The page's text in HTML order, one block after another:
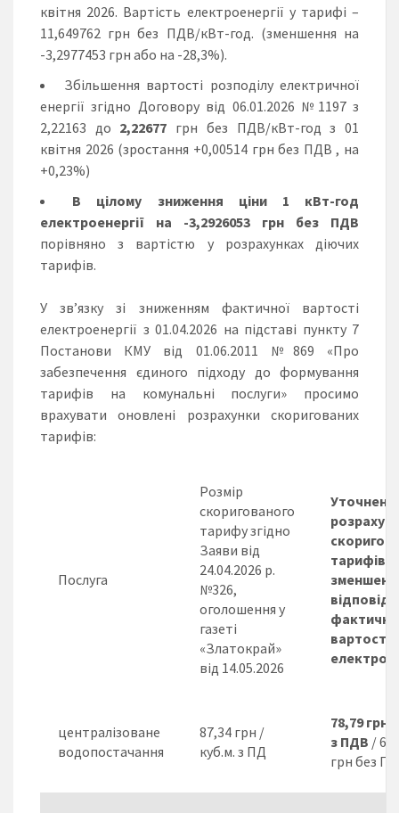
квітня 2026. Вартість електроенергії у тарифі –
11,649762 грн без ПДВ/кВт-год. (зменшення на
-3,2977453 грн або на -28,3%).
Збільшення вартості розподілу електричної
енергії згідно Договору від 06.01.2026 №1197 з
2,22163 до 2,22677 грн без ПДВ/кВт-год з 01
квітня 2026 (зростання +0,00514 грн без ПДВ , на
+0,23%)
В цілому зниження ціни 1 кВт-год
електроенергії на -3,2926053 грн без ПДВ
порівняно з вартістю у розрахунках діючих
тарифів.
У зв’язку зі зниженням фактичної вартості
електроенергії з 01.04.2026 на підставі пункту 7
Постанови КМУ від 01.06.2011 №869 «Про
забезпечення єдиного підходу до формування
тарифів на комунальні послуги» просимо
врахувати оновлені розрахунки скоригованих
тарифів:
Послуга
Розмір
скоригованого
тарифу згідно
Заяви від
24.04.2026 р.
№326,
оголошення у
газеті
«Златокрай»
від 14.05.2026
тарифів –
вартості
централізоване
водопостачання
87,34 грн /
куб.м. з ПД
78,79 грн/
з ПДВ /
грн без